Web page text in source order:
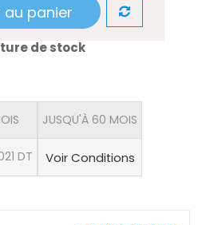
au panier
de stock
DT
JUSQU'À 60 MOIS
Voir Conditions